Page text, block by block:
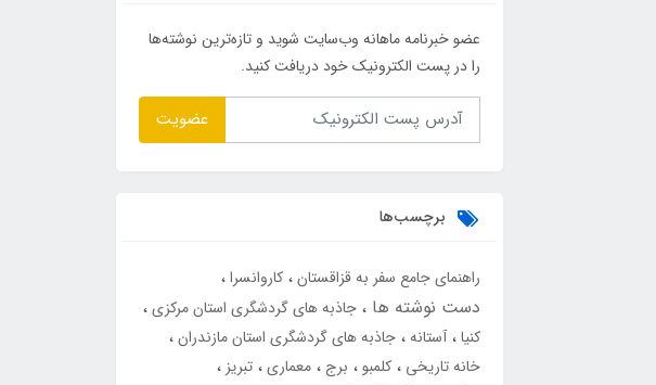
عضو خبرنامه ماهانه وب‌سایت شوید و تازه‌ترین نوشته‌ها
را در پست الکترونیک خود دریافت کنید.
عضویت
برچسب‌ها
راهنمای جامع سفر به قزاقستان کاروانسرا
دست نوشته ها جاذبه های گردشگری استان مرکزی
کنیا آستانه جاذبه های گردشگری استان مازندران
خانه تاریخی کلمبو برج معماری تبریز